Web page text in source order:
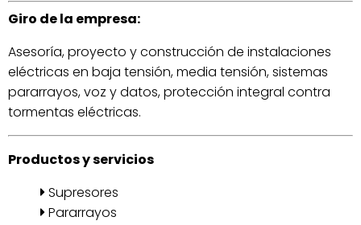
Giro de la empresa:
Asesoría, proyecto y construcción de instalaciones
eléctricas en baja tensión, media tensión, sistemas
pararrayos, voz y datos, protección integral contra
tormentas eléctricas.
Productos y servicios
Supresores
Pararrayos